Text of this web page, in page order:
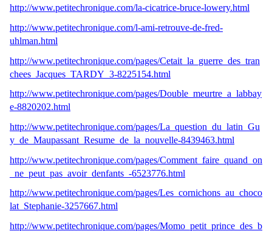
http://www.petitechronique.com/la-cicatrice-bruce-lowery.html
http://www.petitechronique.com/l-ami-retrouve-de-fred-
uhlman.html
http://www.petitechronique.com/pages/Cetait_la_guerre_des_tran
chees_Jacques_TARDY_3-8225154.html
http://www.petitechronique.com/pages/Double_meurtre_a_labbay
e-8820202.html
http://www.petitechronique.com/pages/La_question_du_latin_Gu
y_de_Maupassant_Resume_de_la_nouvelle-8439463.html
http://www.petitechronique.com/pages/Comment_faire_quand_on
_ne_peut_pas_avoir_denfants_-6523776.html
http://www.petitechronique.com/pages/Les_cornichons_au_choco
lat_Stephanie-3257667.html
http://www.petitechronique.com/pages/Momo_petit_prince_des_b